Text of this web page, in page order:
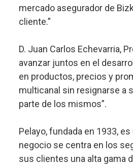
mercado asegurador de
cliente.”
D. Juan Carlos Echevarria,
avanzar juntos en el
en productos, precios y
multicanal sin resignarse a
parte de los mismos”.
Pelayo, fundada en 1933,
negocio se centra en los
sus clientes una alta gama